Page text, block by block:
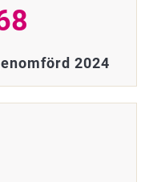
2024